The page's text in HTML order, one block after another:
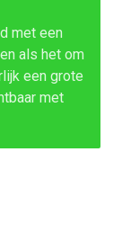
met een
als het om
een grote
met